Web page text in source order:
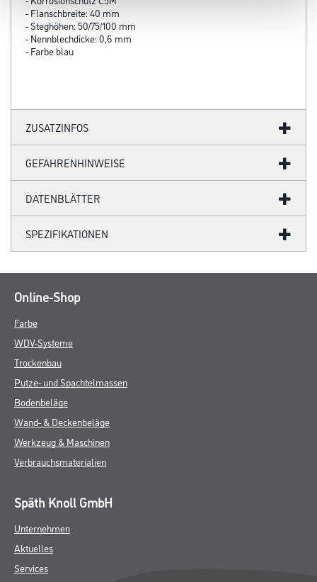
- Flanschbreite: 40 mm
- Steghöhen: 50/75/100 mm
- Nennblechdicke: 0,6 mm
- Farbe blau
ZUSATZINFOS
GEFAHRENHINWEISE
DATENBLÄTTER
SPEZIFIKATIONEN
Online-Shop
Farbe
WDV-Systeme
Trockenbau
Putze- und Spachtelmassen
Bodenbeläge
Wand- & Deckenbeläge
Werkzeug & Maschinen
Verbrauchsmaterialien
Späth Knoll GmbH
Unternehmen
Aktuelles
Services